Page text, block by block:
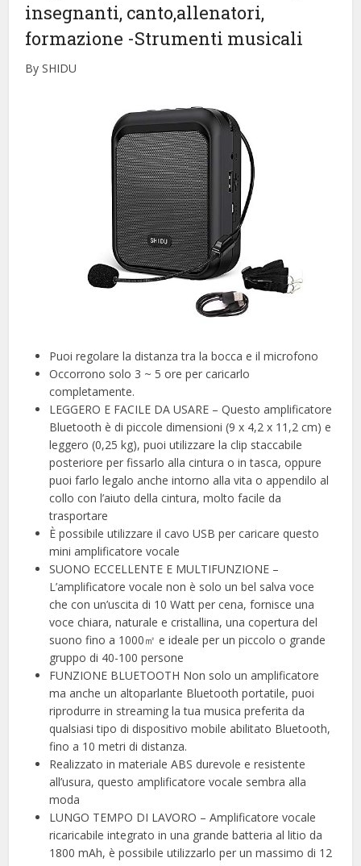
insegnanti, canto,allenatori,
formazione -Strumenti musicali
By SHIDU
Puoi regolare la distanza tra la bocca e il microfono
Occorrono solo 3 ~ 5 ore per caricarlo
completamente.
LEGGERO E FACILE DA USARE – Questo amplificatore
Bluetooth è di piccole dimensioni (9 x 4,2 x 11,2 cm) e
leggero (0,25 kg), puoi utilizzare la clip staccabile
posteriore per fissarlo alla cintura o in tasca, oppure
puoi farlo legalo anche intorno alla vita o appendilo al
collo con l’aiuto della cintura, molto facile da
trasportare
È possibile utilizzare il cavo USB per caricare questo
mini amplificatore vocale
SUONO ECCELLENTE E MULTIFUNZIONE –
L’amplificatore vocale non è solo un bel salva voce
che con un’uscita di 10 Watt per cena, fornisce una
voce chiara, naturale e cristallina, una copertura del
suono fino a 1000㎡ e ideale per un piccolo o grande
gruppo di 40-100 persone
FUNZIONE BLUETOOTH Non solo un amplificatore
ma anche un altoparlante Bluetooth portatile, puoi
riprodurre in streaming la tua musica preferita da
qualsiasi tipo di dispositivo mobile abilitato Bluetooth,
fino a 10 metri di distanza.
Realizzato in materiale ABS durevole e resistente
all’usura, questo amplificatore vocale sembra alla
moda
LUNGO TEMPO DI LAVORO – Amplificatore vocale
ricaricabile integrato in una grande batteria al litio da
1800 mAh, è possibile utilizzarlo per un massimo di 12